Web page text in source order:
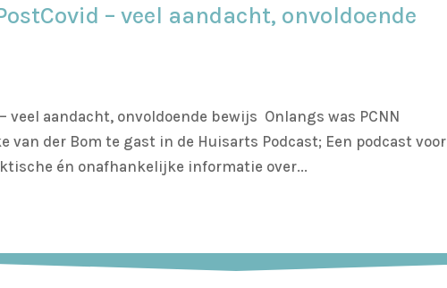
– veel aandacht, onvoldoende
veel aandacht, onvoldoende bewijs Onlangs was PCNN
van der Bom te gast in de Huisarts Podcast; Een podcast voor
én onafhankelijke informatie over...